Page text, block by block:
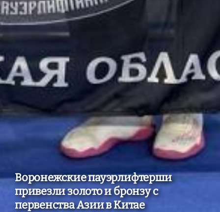
Воронежские пауэрлифтерши
привезли золото и бронзу с
первенства Азии в Китае